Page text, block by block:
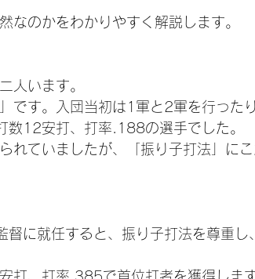
なのかをわかりやすく解説します。
人います。
です。入団当初は1軍と2軍を行った
12安打、打率.188の選手でした。
れていましたが、「振り子打法」に
に就任すると、振り子打法を尊重し
打、打率.385で首位打者を獲得します